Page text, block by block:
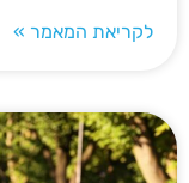
לקריאת המאמר »